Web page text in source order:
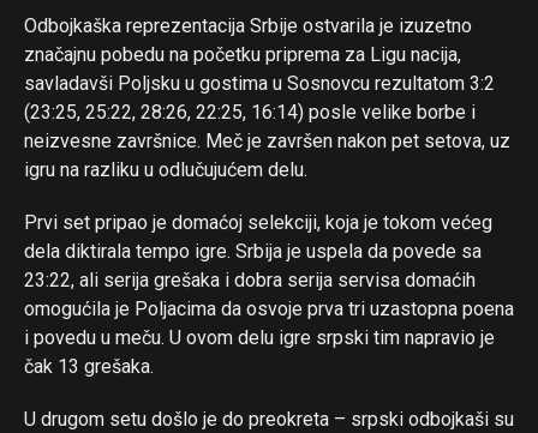
Odbojkaška reprezentacija Srbije ostvarila je izuzetno
značajnu pobedu na početku priprema za Ligu nacija,
savladavši Poljsku u gostima u Sosnovcu rezultatom 3:2
(23:25, 25:22, 28:26, 22:25, 16:14) posle velike borbe i
neizvesne završnice. Meč je završen nakon pet setova, uz
igru na razliku u odlučujućem delu.
Prvi set pripao je domaćoj selekciji, koja je tokom većeg
dela diktirala tempo igre. Srbija je uspela da povede sa
23:22, ali serija grešaka i dobra serija servisa domaćih
omogućila je Poljacima da osvoje prva tri uzastopna poena
i povedu u meču. U ovom delu igre srpski tim napravio je
čak 13 grešaka.
U drugom setu došlo je do preokreta – srpski odbojkaši su